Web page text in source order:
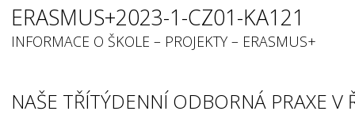
ERASMUS+2023-1-CZ01-KA121
INFORMACE O ŠKOLE – PROJEKTY – ERASMUS+
NAŠE TŘÍTÝDENNÍ ODBORNÁ PRAXE V